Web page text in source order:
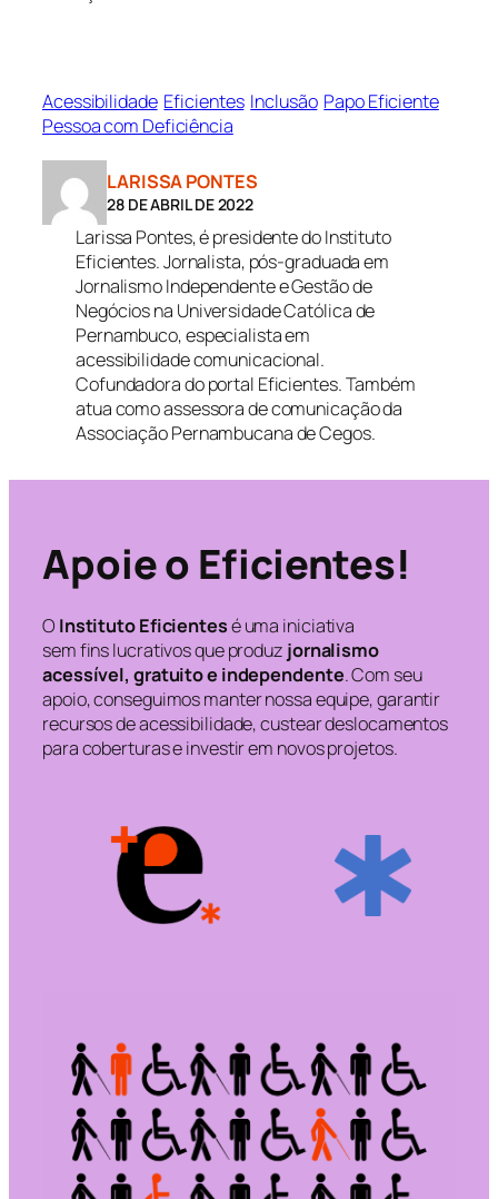
Acessibilidade Eficientes Inclusão Papo Eficiente
Pessoa com Deficiência
LARISSA PONTES
28 DE ABRIL DE 2022
Larissa Pontes, é presidente do Instituto
Eficientes. Jornalista, pós-graduada em
Jornalismo Independente e Gestão de
Negócios na Universidade Católica de
Pernambuco, especialista em
acessibilidade comunicacional.
Cofundadora do portal Eficientes. Também
atua como assessora de comunicação da
Associação Pernambucana de Cegos.
Apoie o Eficientes!
O Instituto Eficientesé uma iniciativa
sem fins lucrativos que produz jornalismo
acessível, gratuito e independente. Com seu
apoio, conseguimos manter nossa equipe, garantir
recursos de acessibilidade, custear deslocamentos
para coberturas e investir em novos projetos.